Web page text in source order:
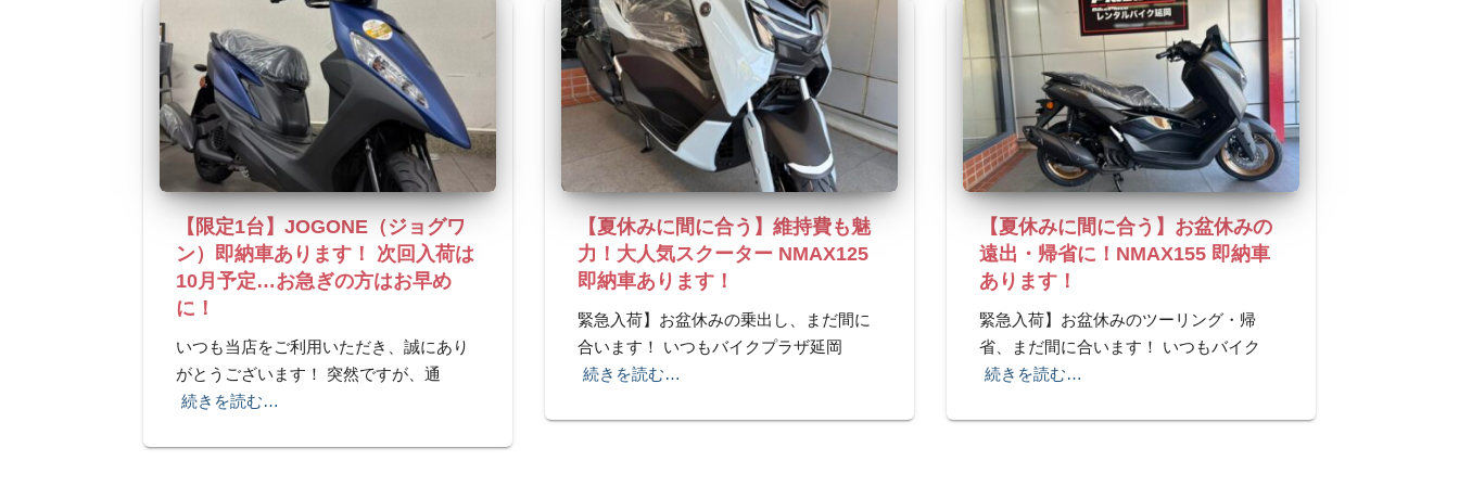
【限定1台】JOGONE（ジョグワ
ン）即納車あります！ 次回入荷は
10月予定…お急ぎの方はお早め
に！
いつも当店をご利用いただき、誠にあり
がとうございます！ 突然ですが、通
続きを読む…
【夏休みに間に合う】維持費も魅
力！大人気スクーター NMAX125
即納車あります！
緊急入荷】お盆休みの乗出し、まだ間に
合います！ いつもバイクプラザ延岡
続きを読む…
【夏休みに間に合う】お盆休みの
遠出・帰省に！NMAX155 即納車
あります！
緊急入荷】お盆休みのツーリング・帰
省、まだ間に合います！ いつもバイク
続きを読む…